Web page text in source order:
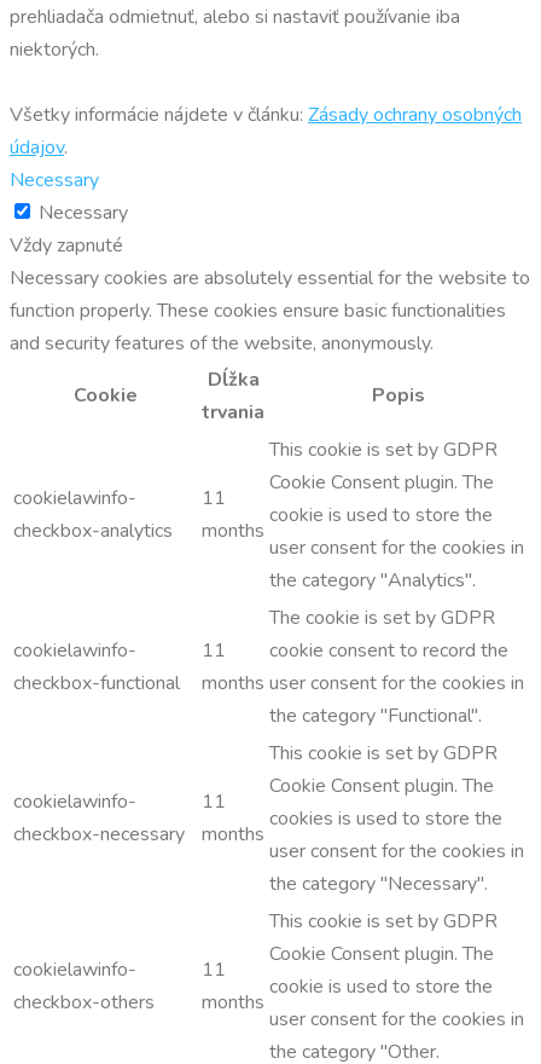
prehliadača odmietnuť, alebo si nastaviť používanie iba
niektorých.
Všetky informácie nájdete v článku: Zásady ochrany osobných
údajov.
Necessary
Necessary
Vždy zapnuté
Necessary cookies are absolutely essential for the website to
function properly. These cookies ensure basic functionalities
and security features of the website, anonymously.
Cookie
Dĺžka
trvania
Popis
cookielawinfo-
checkbox-analytics
11
months
This cookie is set by GDPR
Cookie Consent plugin. The
cookie is used to store the
user consent for the cookies in
the category "Analytics".
cookielawinfo-
checkbox-functional
11
months
The cookie is set by GDPR
cookie consent to record the
user consent for the cookies in
the category "Functional".
cookielawinfo-
checkbox-necessary
11
months
This cookie is set by GDPR
Cookie Consent plugin. The
cookies is used to store the
user consent for the cookies in
the category "Necessary".
cookielawinfo-
checkbox-others
11
months
This cookie is set by GDPR
Cookie Consent plugin. The
cookie is used to store the
user consent for the cookies in
the category "Other.